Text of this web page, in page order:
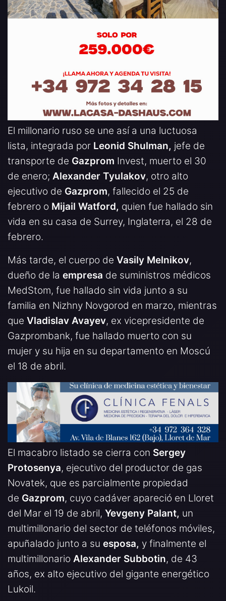
El millonario ruso se une así a una luctuosa
lista, integrada por Leonid Shulman, jefe de
transporte de Gazprom Invest, muerto el 30
de enero; Alexander Tyulakov, otro alto
ejecutivo de Gazprom, fallecido el 25 de
febrero o Mijail Watford, quien fue hallado sin
vida en su casa de Surrey, Inglaterra, el 28 de
febrero.
Más tarde, el cuerpo de Vasily Melnikov,
dueño de la empresa de suministros médicos
MedStom, fue hallado sin vida junto a su
familia en Nizhny Novgorod en marzo, mientras
que Vladislav Avayev, ex vicepresidente de
Gazprombank, fue hallado muerto con su
mujer y su hija en su departamento en Moscú
el 18 de abril.
El macabro listado se cierra con Sergey
Protosenya, ejecutivo del productor de gas
Novatek, que es parcialmente propiedad
de Gazprom, cuyo cadáver apareció en Lloret
del Mar el 19 de abril, Yevgeny Palant, un
multimillonario del sector de teléfonos móviles,
apuñalado junto a su esposa, y finalmente el
multimillonario Alexander Subbotin, de 43
años, ex alto ejecutivo del gigante energético
Lukoil.